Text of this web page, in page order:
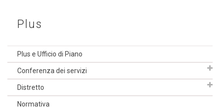
Plus
Plus e Ufficio di Piano
Conferenza dei servizi
Distretto
Normativa